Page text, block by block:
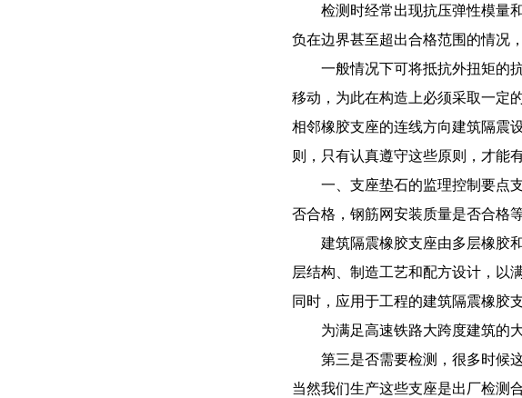
检测时经常出现抗压弹性模量
负在边界甚至超出合格范围的情况
一般情况下可将抵抗外扭矩的
移动，为此在构造上必须采取一定
相邻橡胶支座的连线方向建筑隔震
则，只有认真遵守这些原则，才能
一、支座垫石的监理控制要点
否合格，钢筋网安装质量是否合格等
建筑隔震橡胶支座由多层橡胶
层结构、制造工艺和配方设计，以
同时，应用于工程的建筑隔震橡胶
为满足高速铁路大跨度建筑的
第三是否需要检测，很多时候
当然我们生产这些支座是出厂检测合